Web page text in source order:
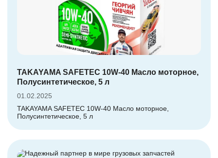
TAKAYAMA SAFETEC 10W-40 Масло моторное,
Полусинтетическое, 5 л
01.02.2025
TAKAYAMA SAFETEC 10W-40 Масло моторное,
Полусинтетическое, 5 л